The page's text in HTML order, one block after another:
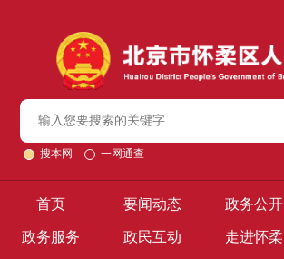
搜本网 一网通查
首页 要闻动态 政务公开
政务服务 政民互动 走进怀柔